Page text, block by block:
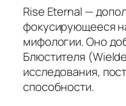
Rise Eternal —
фокусирующееся
мифологии. Оно
Блюстителя
исследования,
способности.